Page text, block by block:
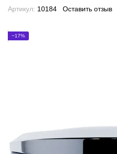
Артикул: 10184 Оставить отзыв
−17%